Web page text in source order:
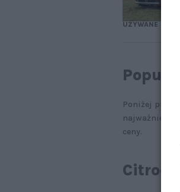
UŻYWANE
Poniżej
ceny.